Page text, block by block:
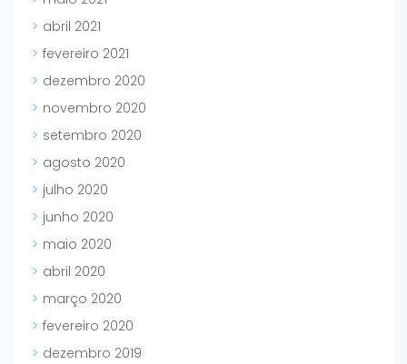
abril 2021
fevereiro 2021
dezembro 2020
novembro 2020
setembro 2020
agosto 2020
julho 2020
junho 2020
maio 2020
abril 2020
março 2020
fevereiro 2020
dezembro 2019